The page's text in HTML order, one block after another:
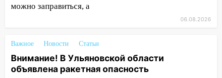
14:23
67% ульяновцев готовы
14:01
Инсценировали ДТП и получили
более 4,6 миллиона рублей: перед
судом предстанет банда
можно заправиться, а
06.08.2026
Важное Новости Статьи
Внимание! В Ульяновской области
объявлена ракетная опасность